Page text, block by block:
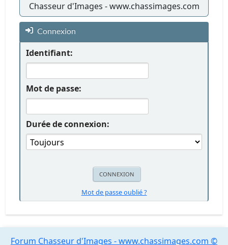
Chasseur d'Images - www.chassimages.com
Connexion
Identifiant:
Mot de passe:
Durée de connexion:
Mot de passe oublié ?
Forum Chasseur d'Images - www.chassimages.com ©